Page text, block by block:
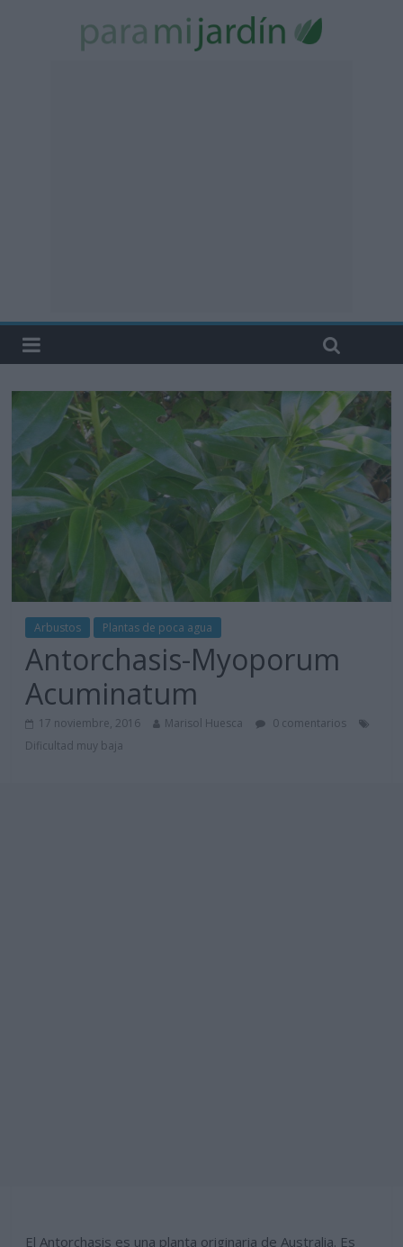
Arbustos Plantas de poca agua
Antorchasis-Myoporum
Acuminatum
17 noviembre, 2016 Marisol Huesca
0 comentarios
Dificultad muy baja
El Antorchasis es una planta originaria de Australia. Es